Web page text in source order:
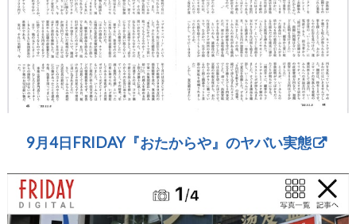
9月4日FRIDAY『おたからや』のヤバい実態